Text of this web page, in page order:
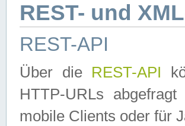
REST- und
REST-API
Über die REST-API
HTTP-URLs
mobile Clients oder für